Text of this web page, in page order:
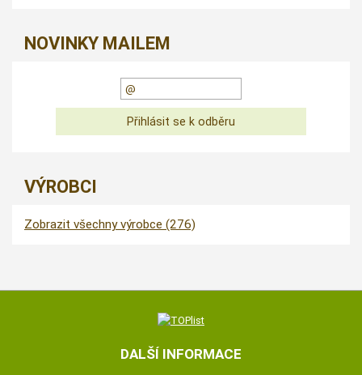
NOVINKY MAILEM
VÝROBCI
Zobrazit všechny výrobce (276)
DALŠÍ INFORMACE